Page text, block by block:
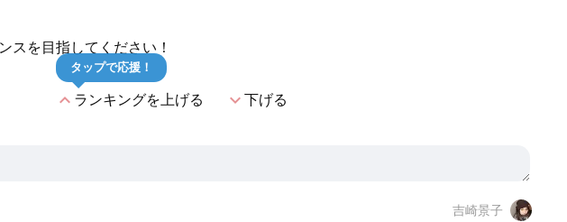
スを目指してください！
expand_lessランキングを上げる
タップで応援！
expand_more下げる
吉崎景子